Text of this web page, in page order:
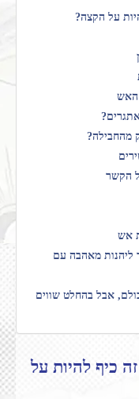
על הקצה?
האש
מהחבילה?
הקשר
ליהנות מאהבה עם
אבל בהחלט שווים
כיף להיות על